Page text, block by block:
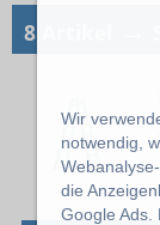
Wir
notwendig,
die
Google Ads.
8 Artikel